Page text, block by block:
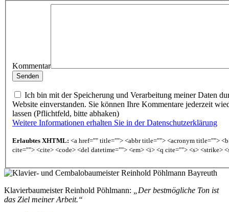
Kommentar
Ich bin mit der Speicherung und Verarbeitung meiner Daten
Website einverstanden. Sie können Ihre Kommentare jederzeit
lassen (Pflichtfeld, bitte abhaken)
Weitere Informationen erhalten Sie in der Datenschutzerklärung
Erlaubtes XHTML: <a href="" title=""> <abbr title=""> <acronym title="">
cite=""> <cite> <code> <del datetime=""> <em> <i> <q cite=""> <s> <strike>
Klavierbaumeister Reinhold Pöhlmann:
„Der bestmögliche Ton ist
das Ziel meiner Arbeit.“